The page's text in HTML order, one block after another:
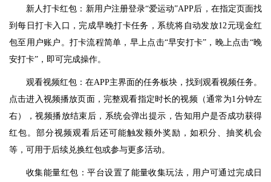
新人打卡红包：新用户注册登录“爱运动”APP后，在指定页面找
到每日打卡入口，完成早晚打卡任务，系统将自动发放12元现金红
包至用户账户。打卡流程简单，早上点击“早安打卡”，晚上点击“晚
安打卡”，即可完成操作。
观看视频红包：在APP主界面的任务板块，找到观看视频任务。
点击进入视频播放页面，完整观看指定时长的视频（通常为1分钟左
右），视频播放结束后，系统会弹出提示，告知用户是否成功获得
红包。部分视频观看后还可能触发额外奖励，如积分、抽奖机会
等，可用于后续兑换红包或参与更多活动。
收集能量红包：平台设置了能量收集玩法，用户可通过完成日